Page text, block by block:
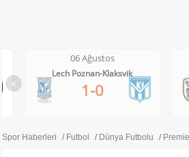
<
06 Ağustos
PAOK-Anderlecht
0-1
Spor Haberleri Futbol Dünya Futbolu